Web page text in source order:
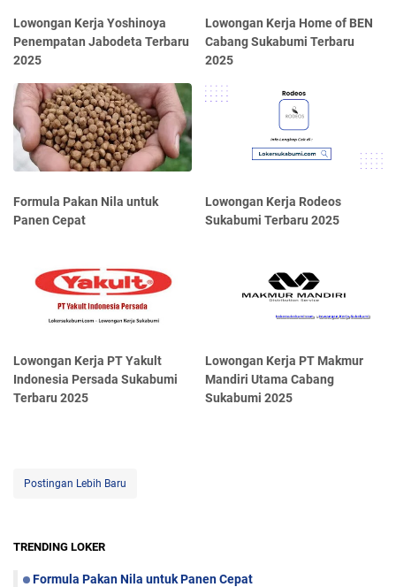
Lowongan Kerja Yoshinoya
Penempatan Jabodeta Terbaru
2025
Lowongan Kerja Home of BEN
Cabang Sukabumi Terbaru
2025
Formula Pakan Nila untuk
Panen Cepat
Lowongan Kerja Rodeos
Sukabumi Terbaru 2025
Lowongan Kerja PT Yakult
Indonesia Persada Sukabumi
Terbaru 2025
Lowongan Kerja PT Makmur
Mandiri Utama Cabang
Sukabumi 2025
Postingan Lebih Baru
TRENDING LOKER
Formula Pakan Nila untuk Panen Cepat